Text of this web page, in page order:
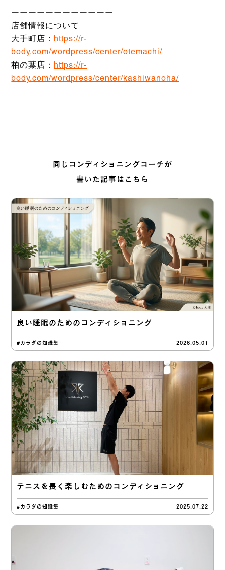
ーーーーーーーーーーーー
店舗情報について
大手町店：
https://r-
body.com/wordpress/center/otemachi/
柏の葉店：
https://r-
body.com/wordpress/center/kashiwanoha/
同じコンディショニングコーチが
書いた記事はこちら
良い睡眠のためのコンディショニング
#カラダの知識集 2026.05.01
テニスを長く楽しむためのコンディショニング
#カラダの知識集 2025.07.22